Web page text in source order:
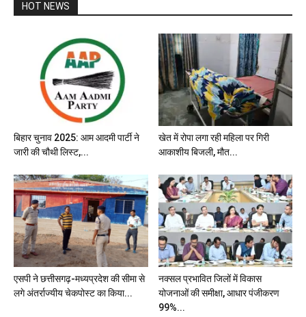
HOT NEWS
बिहार चुनाव 2025: आम आदमी पार्टी ने
जारी की चौथी लिस्ट,...
खेत में रोपा लगा रही महिला पर गिरी
आकाशीय बिजली, मौत...
एसपी ने छत्तीसगढ़-मध्यप्रदेश की सीमा से
लगे अंतर्राज्यीय चेकपोस्ट का किया...
नक्सल प्रभावित जिलों में विकास
योजनाओं की समीक्षा, आधार पंजीकरण
99%...